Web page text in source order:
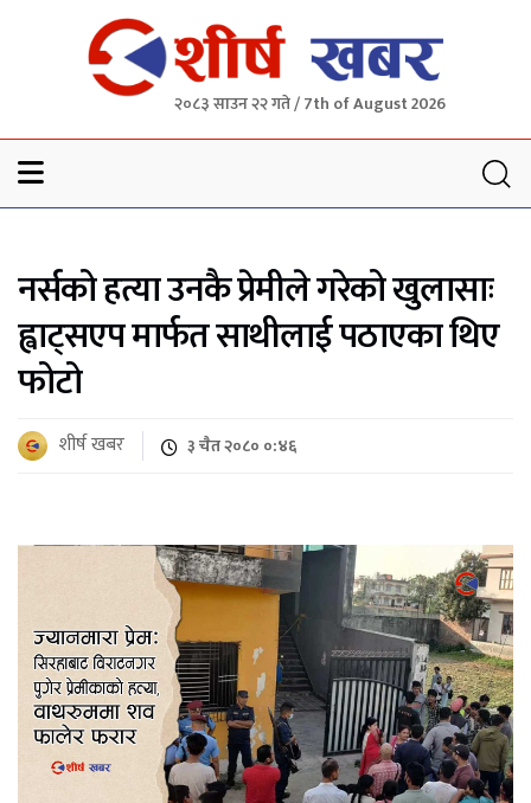
२०८३ साउन २२ गते / 7th of August 2026
नर्सको हत्या उनकै प्रेमीले गरेको खुलासाः
ह्वाट्सएप मार्फत साथीलाई पठाएका थिए
फोटो
शीर्ष खबर ३ चैत २०८० ०:४६